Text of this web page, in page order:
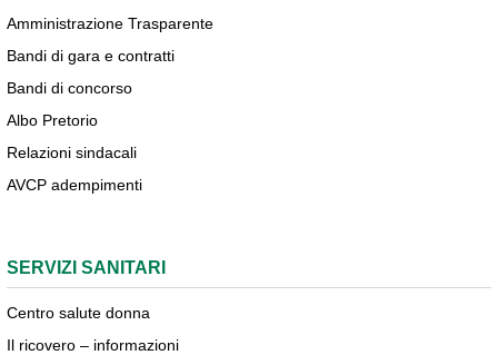
Amministrazione Trasparente
Bandi di gara e contratti
Bandi di concorso
Albo Pretorio
Relazioni sindacali
AVCP adempimenti
SERVIZI SANITARI
Centro salute donna
Il ricovero – informazioni